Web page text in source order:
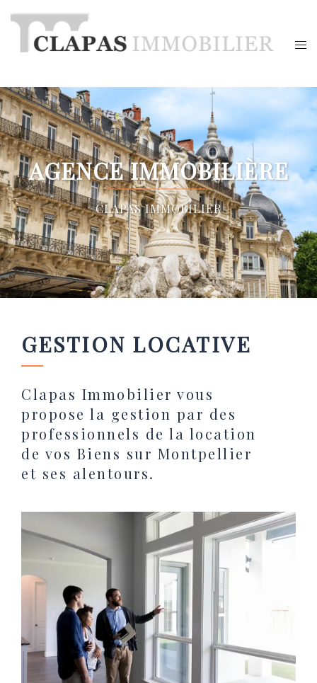
AGENCE IMMOBILIÈRE
CLAPAS IMMOBILIER
GESTION LOCATIVE
Clapas Immobilier vous
propose la gestion par des
professionnels de la location
de vos Biens sur Montpellier
et ses alentours.